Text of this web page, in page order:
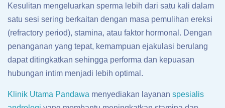
Kesulitan mengeluarkan sperma lebih dari satu kali dalam
satu sesi sering berkaitan dengan masa pemulihan ereksi
(refractory period), stamina, atau faktor hormonal. Dengan
penanganan yang tepat, kemampuan ejakulasi berulang
dapat ditingkatkan sehingga performa dan kepuasan
hubungan intim menjadi lebih optimal.
Klinik Utama Pandawa menyediakan layanan spesialis